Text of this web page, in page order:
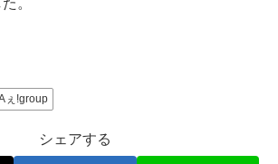
ぇ!group
シェアする